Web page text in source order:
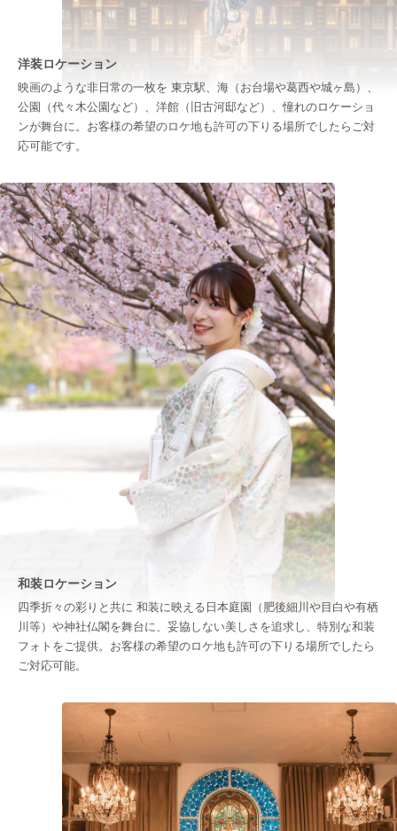
洋装ロケーション
映画のような非日常の一枚を 東京駅、海（お台場や葛西や城ヶ島）、
公園（代々木公園など）、洋館（旧古河邸など）、憧れのロケーショ
ンが舞台に。お客様の希望のロケ地も許可の下りる場所でしたらご対
応可能です。
和装ロケーション
四季折々の彩りと共に 和装に映える日本庭園（肥後細川や目白や有栖
川等）や神社仏閣を舞台に、妥協しない美しさを追求し、特別な和装
フォトをご提供。お客様の希望のロケ地も許可の下りる場所でしたら
ご対応可能。